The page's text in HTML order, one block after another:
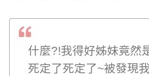
什麼?!我得好姊妹竟然
死定了死定了~被發現